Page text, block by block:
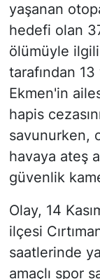
yaşanan
hedefi olan
ölümüyle ilgili
tarafından 13
Ekmen'in
hapis
savunurken,
havaya ateş
güvenlik
Olay, 14
ilçesi
saatlerinde
amaçlı spor